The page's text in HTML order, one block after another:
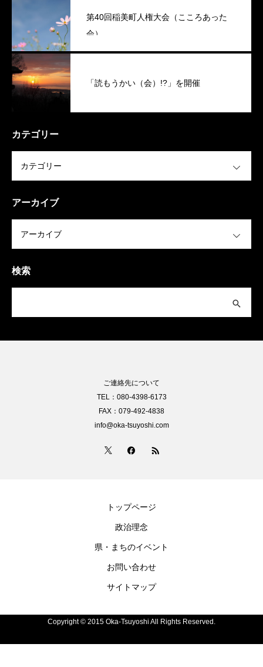
第40回稲美町人権大会（こころあった
会）
「読もうかい（会）!?」を開催
カテゴリー
アーカイブ
検索
ご連絡先について
TEL：080-4398-6173
FAX：079-492-4838
info@oka-tsuyoshi.com
トップページ
政治理念
県・まちのイベント
お問い合わせ
サイトマップ
Copyright © 2015 Oka-Tsuyoshi All Rights Reserved.